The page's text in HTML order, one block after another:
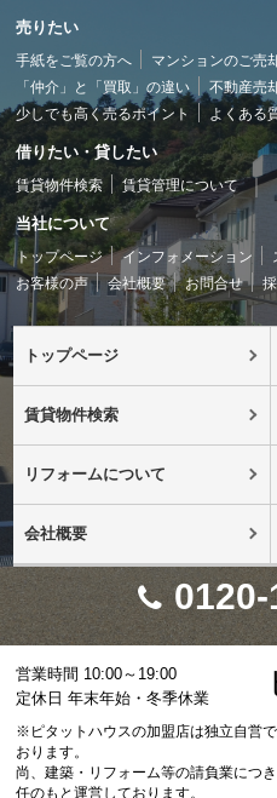
売りたい
手紙をご覧の方へ マンションのご売
「仲介」と「買取」の違い
不動産売
少しでも高く売るポイント
よくある
借りたい・貸したい
賃貸物件検索 賃貸管理について
当社について
トップページ インフォメーション
お客様の声
会社概要 お問合せ
トップページ
賃貸物件検索
リフォームについて
会社概要
営業時間 10:00～19:00
定休日 年末年始・冬季休業
※ピタットハウスの加盟店は独立自営
おります。
尚、建築・リフォーム等の請負業につ
任のもと運営しております。